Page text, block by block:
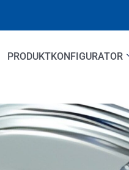
PRODUKTKONFIGURATOR